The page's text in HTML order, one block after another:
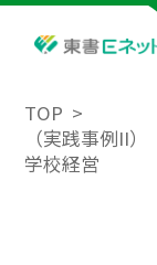
TOP
（実践事例II
学校経営